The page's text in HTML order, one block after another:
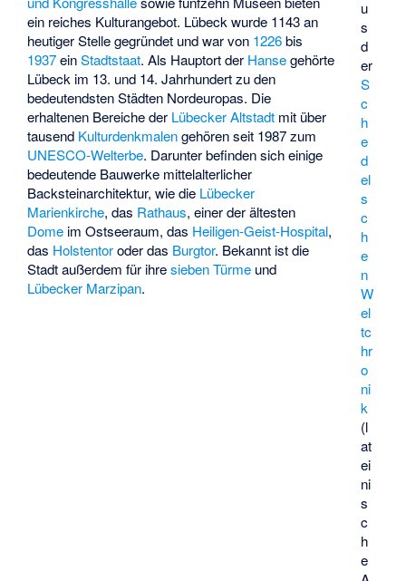
u
s
d
er
S
c
h
e
d
el
s
c
h
e
n
W
el
tc
hr
o
ni
k
(l
at
ei
ni
s
c
h
e
ein reiches Kulturangebot. Lübeck wurde 1143 an
heutiger Stelle gegründet und war von 1226bis
1937einStadtstaat. Als Hauptort der Hansegehörte
Lübeck im 13. und 14. Jahrhundert zu den
bedeutendsten Städten Nordeuropas. Die
erhaltenen Bereiche der Lübecker Altstadt mit über
tausend Kulturdenkmalengehören seit 1987 zum
UNESCO-Welterbe. Darunter befinden sich einige
bedeutende Bauwerke mittelalterlicher
Backsteinarchitektur, wie die Lübecker
Marienkirche, das Rathaus, einer der ältesten
Dome im Ostseeraum, das Heiligen-Geist-Hospital,
das Holstentoroder das Burgtor. Bekannt ist die
Stadt außerdem für ihresieben Türme und
Lübecker Marzipan.